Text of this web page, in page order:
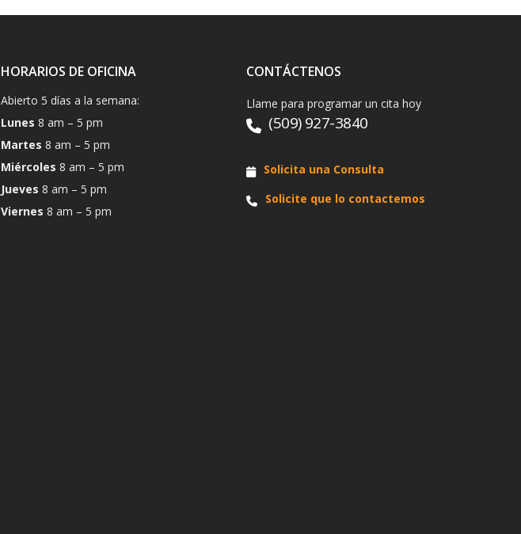
HORARIOS DE OFICINA
Abierto 5 días a la semana:
Lunes 8 am – 5 pm
Martes 8 am – 5 pm
Miércoles 8 am – 5 pm
Jueves 8 am – 5 pm
Viernes 8 am – 5 pm
CONTÁCTENOS
Llame para programar un cita hoy
(509) 927-3840
Solicita una Consulta
Solicite que lo contactemos